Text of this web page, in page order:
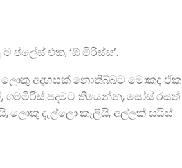
ප්ලේස් එක, ‘ඕ මිරිස්ස’.
ලොකු අදහසක් නොතිබ්බට මොකද ඒක
ගම්මිරිස් පදමට තියෙන්න, සෝස් රසත්
ලොකු දැල්ලො කෑලියි, අල්ලක් සයිස්